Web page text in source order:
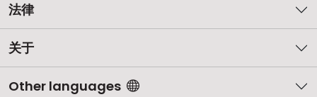
法律
关于
Other languages